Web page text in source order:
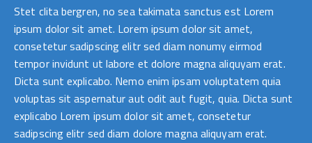
Stet clita bergren, no sea takimata sanctus est Lorem
ipsum dolor sit amet. Lorem ipsum dolor sit amet,
consetetur sadipscing elitr sed diam nonumy eirmod
tempor invidunt ut labore et dolore magna aliquyam erat.
Dicta sunt explicabo. Nemo enim ipsam voluptatem quia
voluptas sit aspernatur aut odit aut fugit, quia. Dicta sunt
explicabo Lorem ipsum dolor sit amet, consetetur
sadipscing elitr sed diam dolore magna aliquyam erat.